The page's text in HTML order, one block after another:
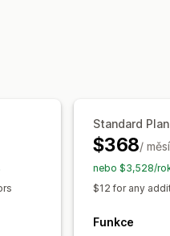
Otevírací doba
Toky chatu
Výkonnost
Standard Plan
$368/
nebo $3,528/
$12 for any
Funkce